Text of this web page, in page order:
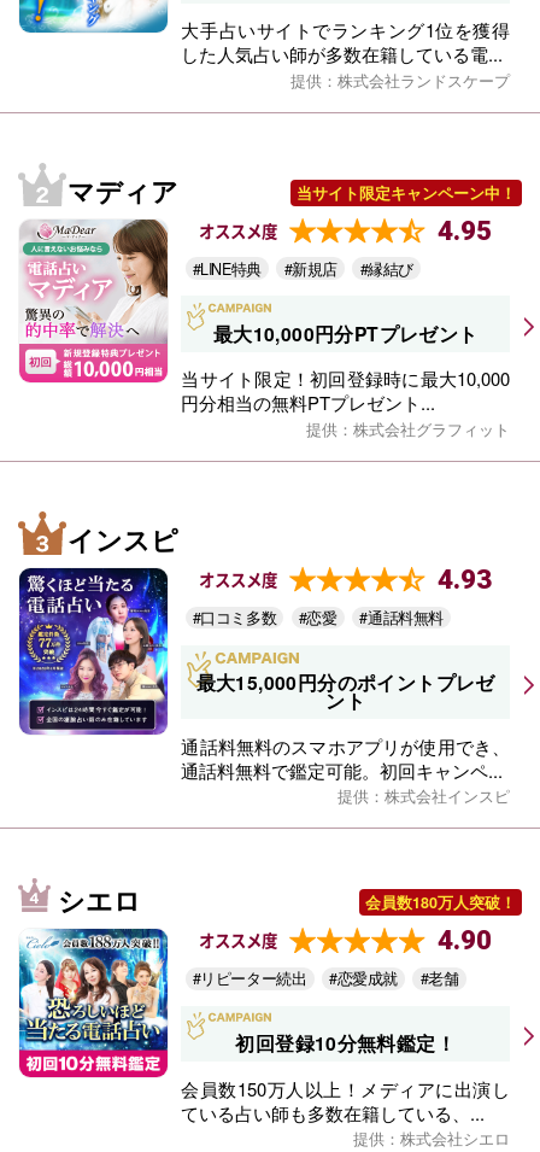
大手占いサイトでランキング1位を獲得
した人気占い師が多数在籍している電...
提供：株式会社ランドスケープ
マディア 当サイト限定キャンペーン中！
オススメ度 4.95
#LINE特典 #新規店 #縁結び
最大10,000円分PTプレゼント
当サイト限定！初回登録時に最大10,000
円分相当の無料PTプレゼント...
提供：株式会社グラフィット
インスピ
オススメ度 4.93
#口コミ多数 #恋愛 #通話料無料
最大15,000円分のポイントプレゼ
ント
通話料無料のスマホアプリが使用でき、
通話料無料で鑑定可能。初回キャンペ...
提供：株式会社インスピ
シエロ 会員数180万人突破！
オススメ度 4.90
#リピーター続出 #恋愛成就 #老舗
初回登録10分無料鑑定！
会員数150万人以上！メディアに出演し
ている占い師も多数在籍している、...
提供：株式会社シエロ